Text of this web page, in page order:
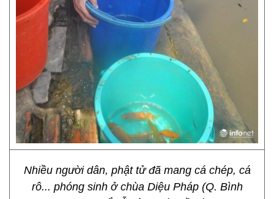
Nhiều người dân, phật tử đã mang cá chép, cá
rô... phóng sinh ở chùa Diệu Pháp (Q. Bình